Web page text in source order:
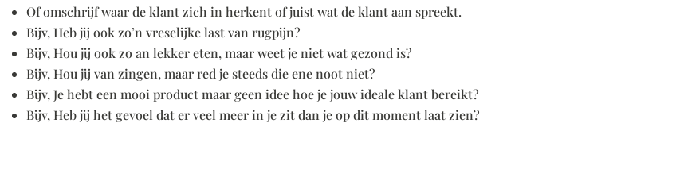
Of omschrijf waar de klant zich in herkent of juist wat de klant aan spreekt.
Bijv, Heb jij ook zo’n vreselijke last van rugpijn?
Bijv, Hou jij ook zo an lekker eten, maar weet je niet wat gezond is?
Bijv, Hou jij van zingen, maar red je steeds die ene noot niet?
Bijv, Je hebt een mooi product maar geen idee hoe je jouw ideale klant bereikt?
Bijv, Heb jij het gevoel dat er veel meer in je zit dan je op dit moment laat zien?